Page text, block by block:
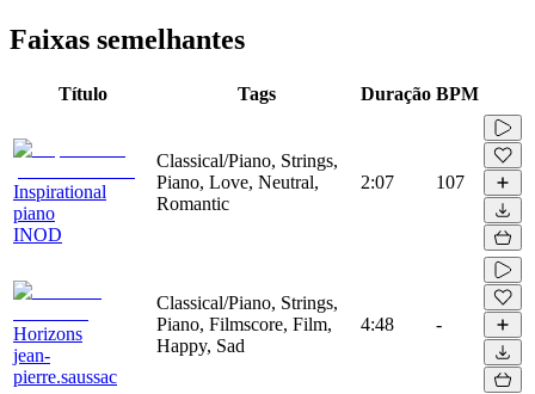
Faixas semelhantes
Título Tags Duração BPM
Inspirational
piano
INOD
Classical/Piano, Strings,
Piano, Love, Neutral,
Romantic
2:07 107
Horizons
jean-
pierre.saussac
Classical/Piano, Strings,
Piano, Filmscore, Film,
Happy, Sad
4:48 -